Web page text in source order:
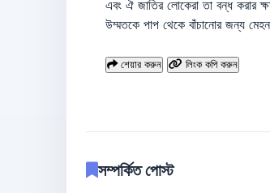
এবং ঐ জাতির লোকেরা তা বন্ধ করার
উম্মতকে পাপ থেকে বাঁচানোর জন্য
শেয়ার করুন লিংক কপি করুন
সম্পর্কিত পোস্ট